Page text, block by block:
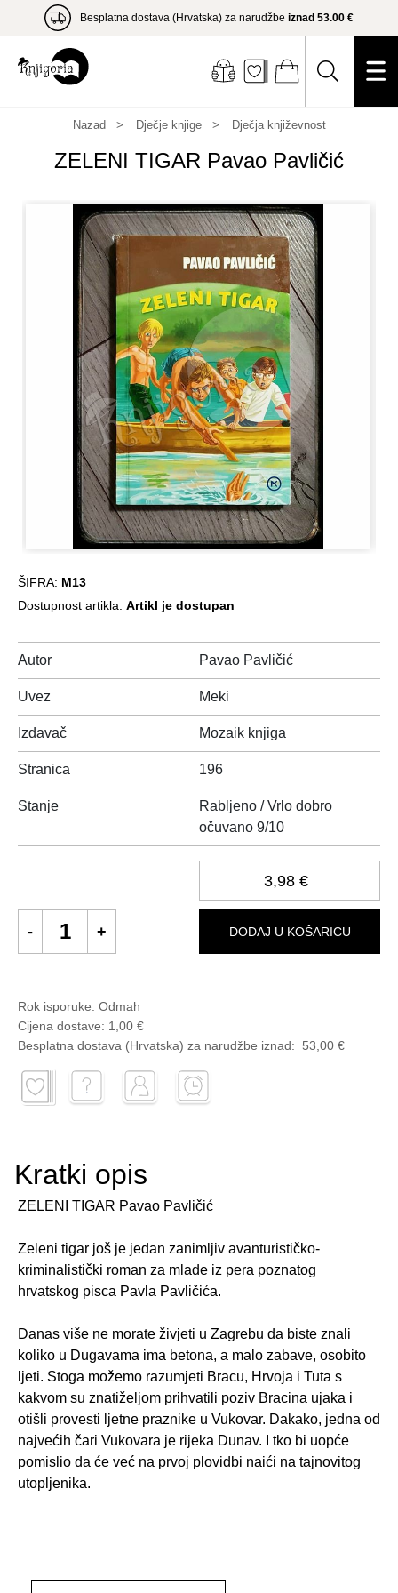
Besplatna dostava (Hrvatska) za narudžbe iznad 53.00 €
Nazad Dječje knjige Dječja književnost
ZELENI TIGAR Pavao Pavličić
ŠIFRA: M13
Dostupnost artikla: Artikl je dostupan
Autor Pavao Pavličić
Uvez Meki
Izdavač Mozaik knjiga
Stranica 196
Stanje
Rabljeno / Vrlo dobro
očuvano 9/10
3,98 €
DODAJ U KOŠARICU
Rok isporuke: Odmah
Cijena dostave: 1,00 €
Besplatna dostava (Hrvatska) za narudžbe iznad: 53,00 €
Kratki opis
ZELENI TIGAR Pavao Pavličić
Zeleni tigar još je jedan zanimljiv avanturističko-
kriminalistički roman za mlade iz pera poznatog
hrvatskog pisca Pavla Pavličića.
Danas više ne morate živjeti u Zagrebu da biste znali
koliko u Dugavama ima betona, a malo zabave, osobito
ljeti. Stoga možemo razumjeti Bracu, Hrvoja i Tuta s
kakvom su znatiželjom prihvatili poziv Bracina ujaka i
otišli provesti ljetne praznike u Vukovar. Dakako, jedna od
najvećih čari Vukovara je rijeka Dunav. I tko bi uopće
pomislio da će već na prvoj plovidbi naići na tajnovitog
utopljenika.